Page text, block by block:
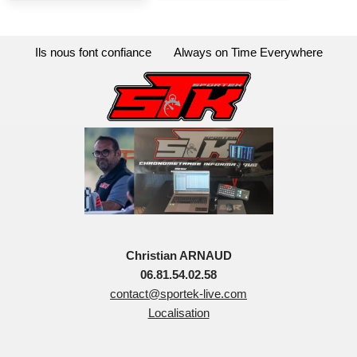
Ils nous font confiance Always on Time Everywhere
Christian ARNAUD
06.81.54.02.58
contact@sportek-live.com
Localisation